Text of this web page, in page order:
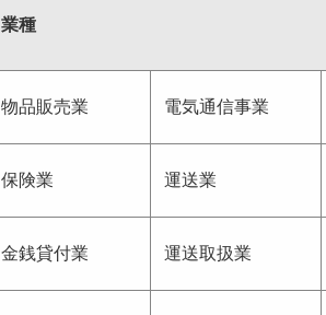
業種
物品販売業 電気通信事業
保険業 運送業
金銭貸付業 運送取扱業